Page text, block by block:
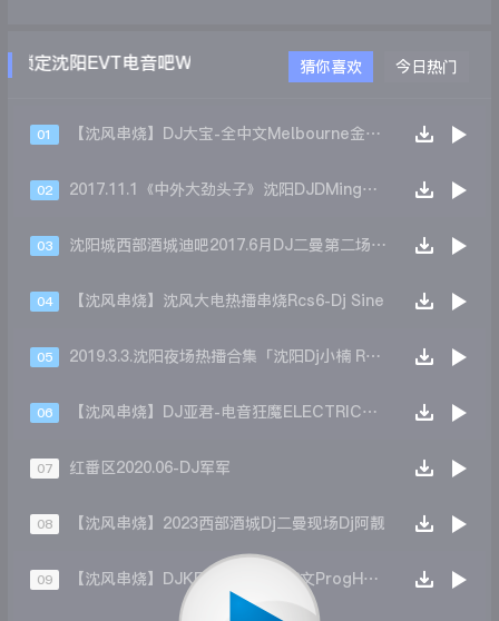
锁定沈阳EVT电音吧WWW.EVTDJ.COM猜你喜欢 今日热门
01 【沈风串烧】DJ大宝-全中文Melbourne金牌节奏风驰电掣飞行奇迹上劲风暴MUSIC慢摇大碟
02 2017.11.1《中外大劲头子》沈阳DJDMing大铭
03 沈阳城西部酒城迪吧2017.6月DJ二曼第二场热播_DjNov.六阳
04 【沈风串烧】沈风大电热播串烧Rcs6-Dj Sine
05 2019.3.3.沈阳夜场热播合集「沈阳Dj小楠 Remix」
06 【沈风串烧】DJ亚君-电音狂魔ELECTRIC沈风节奏串烧大碟
07 红番区2020.06-DJ军军
08 【沈风串烧】2023西部酒城Dj二曼现场Dj阿靓
09 【沈风串烧】DJKENNY文仔全英文ProgHouse三月份慢摇热歌旧歌新版串烧